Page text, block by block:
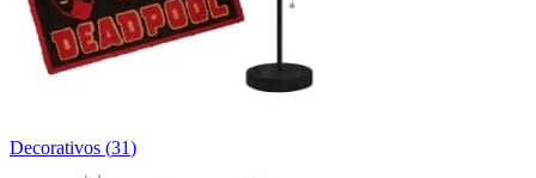
Decorativos (31)